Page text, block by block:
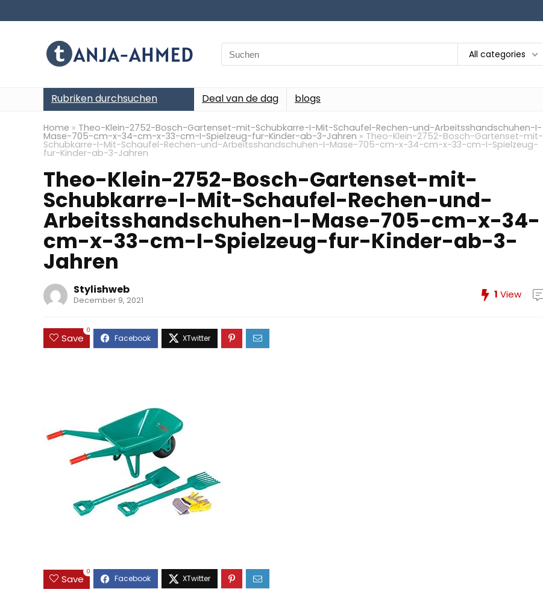
Search
for:
All categories
Rubriken durchsuchen Deal van de dag blogs
Home » Theo-Klein-2752-Bosch-Gartenset-mit-Schubkarre-I-Mit-Schaufel-Rechen-und-Arbeitsshandschuhen-I-
Mase-705-cm-x-34-cm-x-33-cm-I-Spielzeug-fur-Kinder-ab-3-Jahren » Theo-Klein-2752-Bosch-Gartenset-mit-
Schubkarre-I-Mit-Schaufel-Rechen-und-Arbeitsshandschuhen-I-Mase-705-cm-x-34-cm-x-33-cm-I-Spielzeug-
fur-Kinder-ab-3-Jahren
Theo-Klein-2752-Bosch-Gartenset-mit-
Schubkarre-I-Mit-Schaufel-Rechen-und-
Arbeitsshandschuhen-I-Mase-705-cm-x-34-
cm-x-33-cm-I-Spielzeug-fur-Kinder-ab-3-
Jahren
Stylishweb
December 9, 2021 1 View
Save
0
Save
0